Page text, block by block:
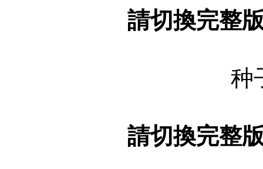
請切換完整
种
請切換完整